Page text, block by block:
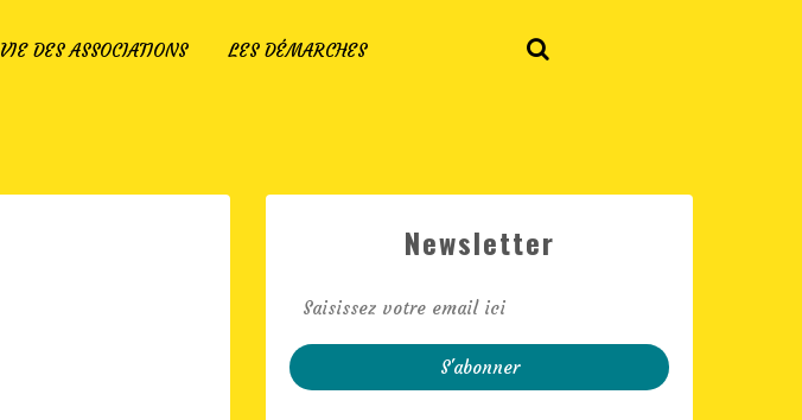
VIE DES ASSOCIATIONS LES DÉMARCHES
Newsletter